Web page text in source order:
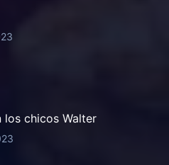
los chicos Walter